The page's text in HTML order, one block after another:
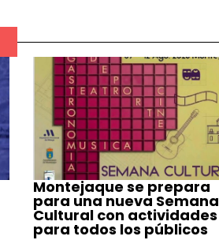
Montejaque se prepara
para una nueva Semana
Cultural con actividades
para todos los públicos